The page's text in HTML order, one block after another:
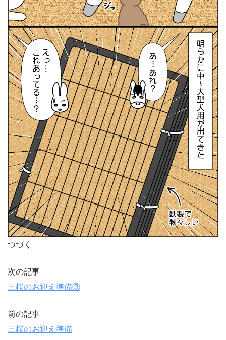
つづく
次の記事
三桜のお迎え準備③
前の記事
三桜のお迎え準備